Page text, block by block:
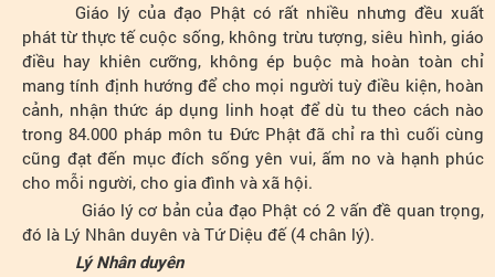
Giáo lý của đạo Phật có rất nhiều nhưng đều xuất
phát từ thực tế cuộc sống, không trừu tượng, siêu hình, giáo
điều hay khiên cưỡng, không ép buộc mà hoàn toàn chỉ
mang tính định hướng để cho mọi người tuỳ điều kiện, hoàn
cảnh, nhận thức áp dụng linh hoạt để dù tu theo cách nào
trong 84.000 pháp môn tu Đức Phật đã chỉ ra thì cuối cùng
cũng đạt đến mục đích sống yên vui, ấm no và hạnh phúc
cho mỗi người, cho gia đình và xã hội.
Giáo lý cơ bản của đạo Phật có 2 vấn đề quan trọng,
đó là Lý Nhân duyên và Tứ Diệu đế (4 chân lý).
Lý Nhân duyên